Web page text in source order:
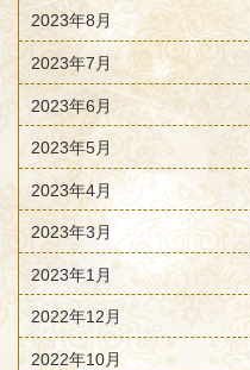
2023年8月
2023年7月
2023年6月
2023年5月
2023年4月
2023年3月
2023年1月
2022年12月
2022年10月